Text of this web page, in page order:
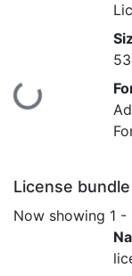
Loading...
License bundle
Now showing 1 -